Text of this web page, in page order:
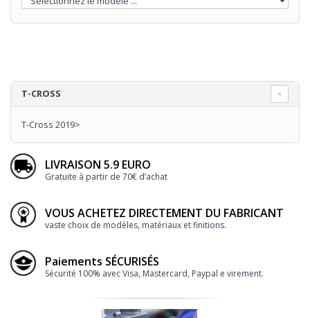
T-CROSS
T-Cross 2019>
LIVRAISON 5.9 EURO
Gratuite à partir de 70€ d’achat
VOUS ACHETEZ DIRECTEMENT DU FABRICANT
vaste choix de modèles, matériaux et finitions.
Paiements SÉCURISÉS
Sécurité 100% avec Visa, Mastercard, Paypal e virement.